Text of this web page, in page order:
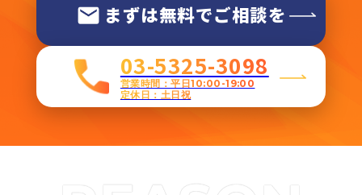
まずは無料でご相談を
03-5325-3098
営業時間：平日10:00-19:00
定休日：土日祝